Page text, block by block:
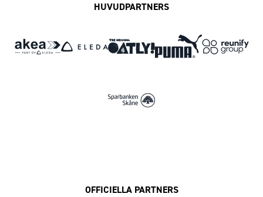
HUVUDPARTNERS
OFFICIELLA PARTNERS